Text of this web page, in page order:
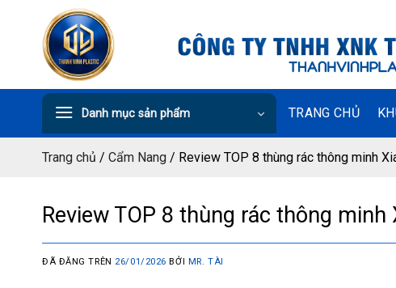
Danh mục sản phẩm TRANG CHỦ
Trang chủ / Cẩm Nang / Review TOP 8 thùng rác thông minh
Review TOP 8 thùng rác thông
ĐÃ ĐĂNG TRÊN 26/01/2026 BỞI MR. TÀI